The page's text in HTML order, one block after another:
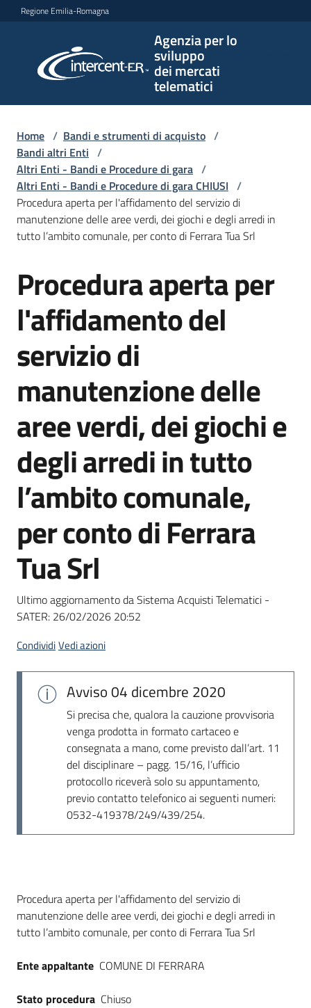
Vai al contenuto
Vai alla navigazione
Vai al footer
Regione Emilia-Romagna
Agenzia per lo
sviluppo
dei mercati
telematici
per lo
sviluppo
telematici
L'Agenzia
e
strumenti
acquisto
Piattaforme
telematiche
English
site
su
Home / Bandi e strumenti di acquisto /
Bandi altri Enti /
Altri Enti - Bandi e Procedure di gara /
Altri Enti - Bandi e Procedure di gara CHIUSI /
Procedura aperta per l'affidamento del servizio di
manutenzione delle aree verdi, dei giochi e degli arredi in
tutto l’ambito comunale, per conto di Ferrara Tua Srl
Salta al contenuto
Procedura aperta per
l'affidamento del
servizio di
manutenzione delle
aree verdi, dei giochi e
degli arredi in tutto
l’ambito comunale,
per conto di Ferrara
Tua Srl
Ultimo aggiornamento da Sistema Acquisti Telematici -
SATER: 26/02/2026 20:52
CondividiVedi azioni
Avviso04 dicembre 2020
Si precisa che, qualora la cauzione provvisoria
venga prodotta in formato cartaceo e
consegnata a mano, come previsto dall’art. 11
del disciplinare – pagg. 15/16, l’ufficio
protocollo riceverà solo su appuntamento,
previo contatto telefonico ai seguenti numeri:
0532-419378/249/439/254.
Dati del bando
Procedura aperta per l'affidamento del servizio di
manutenzione delle aree verdi, dei giochi e degli arredi in
tutto l’ambito comunale, per conto di Ferrara Tua Srl
Ente appaltante COMUNE DI FERRARA
Stato procedura Chiuso